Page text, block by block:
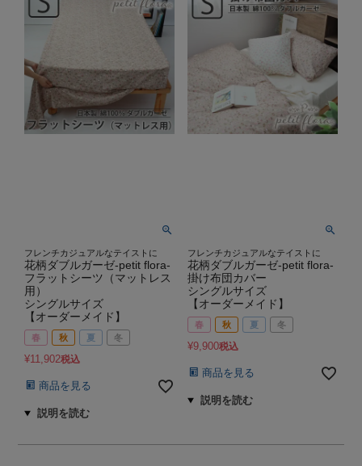
フレンチカジュアルなテイストに
花柄ダブルガーゼ-petit flora-
フラットシーツ（マットレス
用）
シングルサイズ
【オーダーメイド】
春 秋 夏 冬
¥11,902税込
商品を見る
フレンチカジュアルなテイストに
花柄ダブルガーゼ-petit flora-
掛け布団カバー
シングルサイズ
【オーダーメイド】
春 秋 夏 冬
¥9,900税込
商品を見る